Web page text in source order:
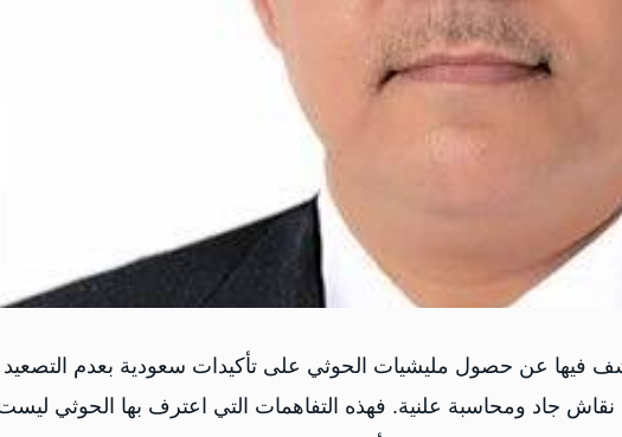
فيها عن حصول مليشيات الحوثي على تأكيدات سعودية بعدم
جاد ومحاسبة علنية. فهذه التفاهمات التي اعترف بها الحوثي